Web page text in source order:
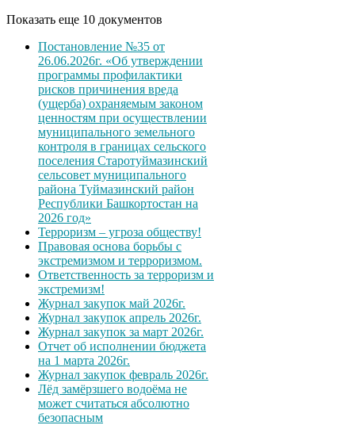
Показать еще 10 документов
Постановление №35 от
26.06.2026г. «Об утверждении
программы профилактики
рисков причинения вреда
(ущерба) охраняемым законом
ценностям при осуществлении
муниципального земельного
контроля в границах сельского
поселения Старотуймазинский
сельсовет муниципального
района Туймазинский район
Республики Башкортостан на
2026 год»
Терроризм – угроза обществу!
Правовая основа борьбы с
экстремизмом и терроризмом.
Ответственность за терроризм и
экстремизм!
Журнал закупок май 2026г.
Журнал закупок апрель 2026г.
Журнал закупок за март 2026г.
Отчет об исполнении бюджета
на 1 марта 2026г.
Журнал закупок февраль 2026г.
Лёд замёрзшего водоёма не
может считаться абсолютно
безопасным